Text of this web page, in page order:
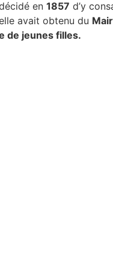
en 1857 d’y
avait obtenu du
de jeunes filles.